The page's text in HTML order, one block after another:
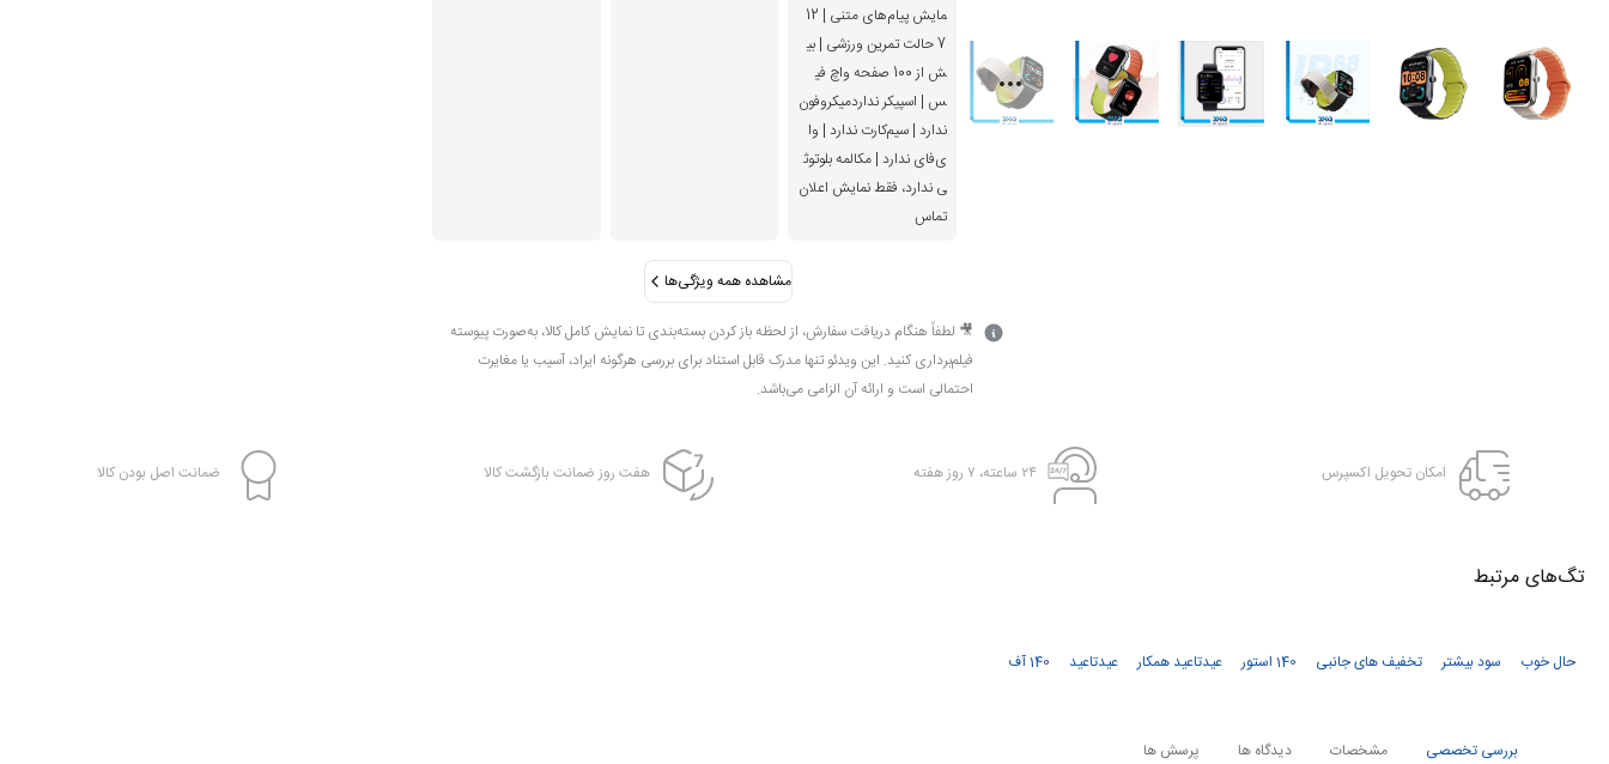
مایش پیام‌های متنی | 12
7 حالت تمرین ورزشی | بی
ش از 100 صفحه واچ فی
س | اسپیکر نداردمیکروفون
ندارد | سیم‌کارت ندارد | وا
ی‌فای ندارد | مکالمه بلوتوث
ی ندارد، فقط نمایش اعلان
تماس
مشاهده همه ویژگی‌ها
🎥 لطفاً هنگام دریافت سفارش، از لحظه باز کردن بسته‌بندی تا نمایش کامل کالا، به‌صورت پیوسته
فیلم‌برداری کنید. این ویدئو تنها مدرک قابل استناد برای بررسی هرگونه ایراد، آسیب یا مغایرت
احتمالی است و ارائه آن الزامی می‌باشد.
امکان تحویل اکسپرس ۲۴ ساعته، ۷ روز هفته هفت روز ضمانت بازگشت کالا ضمانت اصل بودن کالا
تگ‌های‌ مرتبط
حال خوب سود بیشتر تخفیف های جانبی 140 استور عیدتاعید همکار عیدتاعید 140 آف
بررسی تخصصی مشخصات دیدگاه ها پرسش ها